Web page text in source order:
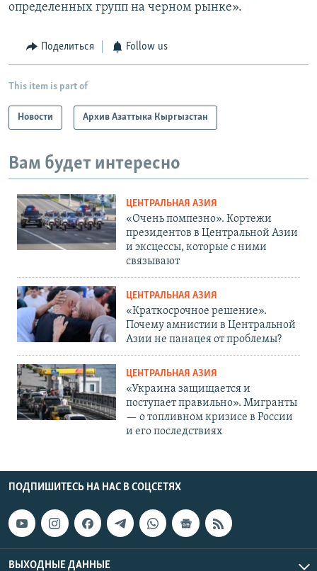
определенных групп на черном рынке».
Поделиться Follow us
This item is part of
Новости Архив Азаттыка Кыргызстан
Вам будет интересно
ЦЕНТРАЛЬНАЯ АЗИЯ
«Очень помпезно». Кортежи
президентов в Центральной Азии
и эксцессы, которые с ними
связывают
ЦЕНТРАЛЬНАЯ АЗИЯ
«Краткосрочное решение».
Почему амнистии в Центральной
Азии не панацея от проблемы?
ЦЕНТРАЛЬНАЯ АЗИЯ
«Украина защищается и
поступает правильно». Мигранты
— о топливном кризисе в России
и его последствиях
ПОДПИШИТЕСЬ НА НАС В СОЦСЕТЯХ
ВЫХОДНЫЕ ДАННЫЕ